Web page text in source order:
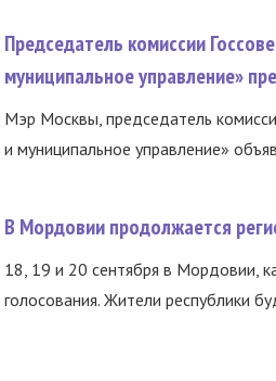
Председатель комиссии
муниципальное управление»
Мэр Москвы, председатель
и муниципальное управление»
В Мордовии продолжается
18, 19 и 20 сентября в Мордовии,
голосования. Жители республики